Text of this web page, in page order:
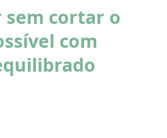
sem cortar o
com